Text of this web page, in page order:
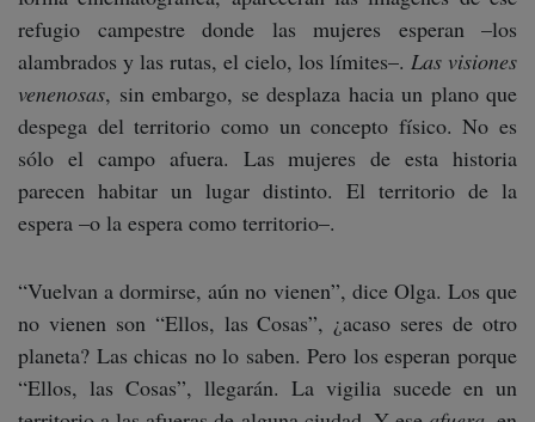
refugio campestre donde las mujeres esperan –los
alambrados y las rutas, el cielo, los límites–. Las visiones
venenosas, sin embargo, se desplaza hacia un plano que
despega del territorio como un concepto físico. No es
sólo el campo afuera. Las mujeres de esta historia
parecen habitar un lugar distinto. El territorio de la
espera –o la espera como territorio–.
“Vuelvan a dormirse, aún no vienen”, dice Olga. Los que
no vienen son “Ellos, las Cosas”, ¿acaso seres de otro
planeta? Las chicas no lo saben. Pero los esperan porque
“Ellos, las Cosas”, llegarán. La vigilia sucede en un